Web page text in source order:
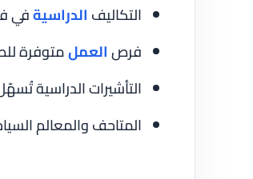
التكاليف الدراسيةفي
فرصالعملمتوفرة
التأشيرات الدراسية
المتاحف والمعالم